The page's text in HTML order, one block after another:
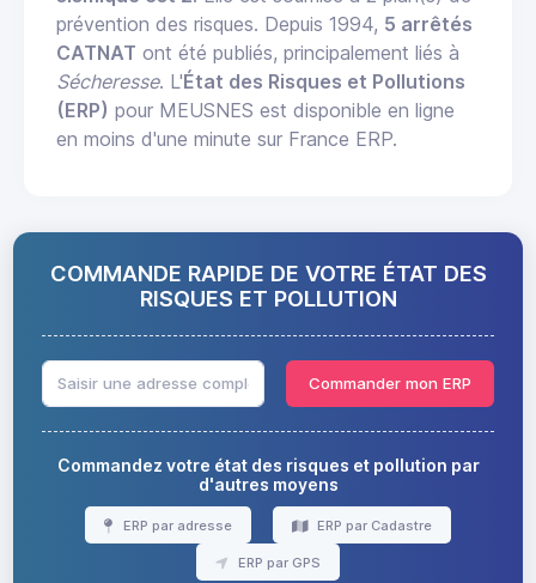
prévention des risques. Depuis 1994, 5 arrêtés
CATNAT ont été publiés, principalement liés à
Sécheresse. L'État des Risques et Pollutions
(ERP) pour MEUSNES est disponible en ligne
en moins d'une minute sur France ERP.
COMMANDE RAPIDE DE VOTRE ÉTAT DES
RISQUES ET POLLUTION
Commander mon ERP
Commandez votre état des risques et pollution par
d'autres moyens
ERP par adresse ERP par Cadastre
ERP par GPS